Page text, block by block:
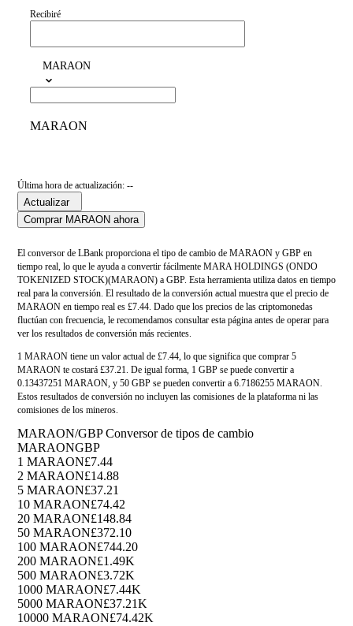
Recibiré
MARAON
MARAON
Última hora de actualización: --
Actualizar
Comprar MARAON ahora
El conversor de LBank proporciona el tipo de cambio de MARAON y GBP en
tiempo real, lo que le ayuda a convertir fácilmente MARA HOLDINGS (ONDO
TOKENIZED STOCK)(MARAON) a GBP. Esta herramienta utiliza datos en tiempo
real para la conversión. El resultado de la conversión actual muestra que el precio de
MARAON en tiempo real es £7.44. Dado que los precios de las criptomonedas
fluctúan con frecuencia, le recomendamos consultar esta página antes de operar para
ver los resultados de conversión más recientes.
1 MARAON tiene un valor actual de £7.44, lo que significa que comprar 5
MARAON te costará £37.21. De igual forma, 1 GBP se puede convertir a
0.13437251 MARAON, y 50 GBP se pueden convertir a 6.7186255 MARAON.
Estos resultados de conversión no incluyen las comisiones de la plataforma ni las
comisiones de los mineros.
MARAON/GBP Conversor de tipos de cambio
MARAONGBP
1 MARAON£7.44
2 MARAON£14.88
5 MARAON£37.21
10 MARAON£74.42
20 MARAON£148.84
50 MARAON£372.10
100 MARAON£744.20
200 MARAON£1.49K
500 MARAON£3.72K
1000 MARAON£7.44K
5000 MARAON£37.21K
10000 MARAON£74.42K